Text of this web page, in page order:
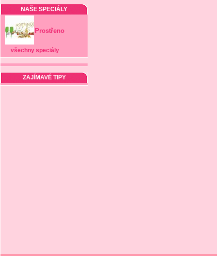
NAŠE SPECIÁLY
Prostřeno
všechny speciály
ZAJÍMAVÉ TIPY